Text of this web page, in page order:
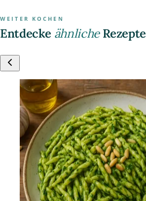
WEITER KOCHEN
Entdecke ähnlicheRezepte